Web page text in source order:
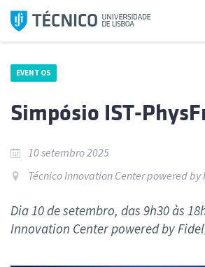
Saltar
para
EVENTOS
Simpósio IST-
10 setembro 2025
Técnico Innovation Center powered
Dia 10 de setembro, das 9h30 às
Innovation Center powered by